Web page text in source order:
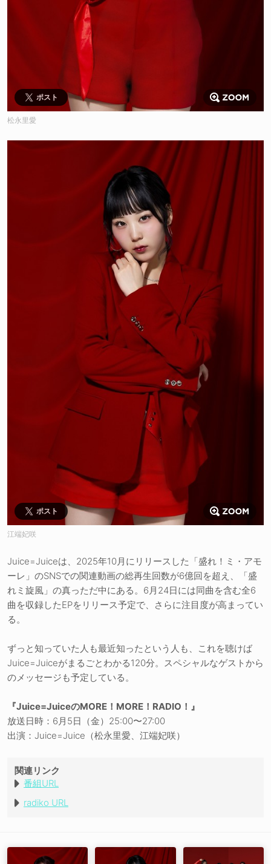
ポスト
松永里愛
ポスト
江端妃咲
Juice=Juiceは、2025年10月にリリースした「盛れ！ミ・アモ
ーレ」のSNSでの関連動画の総再生回数が6億回を超え、「盛
れミ旋風」の真っただ中にある。6月24日には同曲を含む全6
曲を収録したEPをリリース予定で、さらに注目度が高まってい
る。
ずっと知っていた人も最近知ったという人も、これを聴けば
Juice=Juiceがまるごとわかる120分。スペシャルなゲストから
のメッセージも予定している。
『Juice=JuiceのMORE！MORE！RADIO！』
放送日時：6月5日（金）25:00〜27:00
出演：Juice=Juice（松永里愛、江端妃咲）
関連リンク
番組URL
radiko URL